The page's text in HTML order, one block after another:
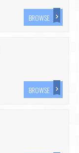
BROWSE
BROWSE